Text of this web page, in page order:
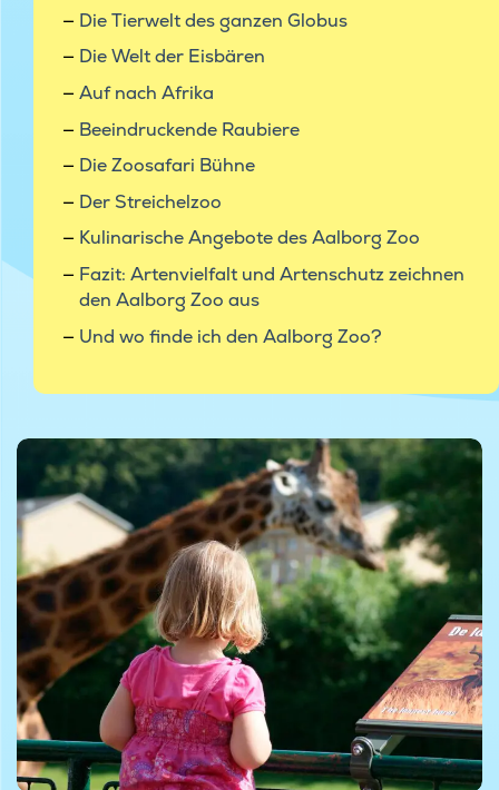
Die Tierwelt des ganzen Globus
Die Welt der Eisbären
Auf nach Afrika
Beeindruckende Raubiere
Die Zoosafari Bühne
Der Streichelzoo
Kulinarische Angebote des Aalborg Zoo
Fazit: Artenvielfalt und Artenschutz zeichnen
den Aalborg Zoo aus
Und wo finde ich den Aalborg Zoo?
© Aalborg Zoo